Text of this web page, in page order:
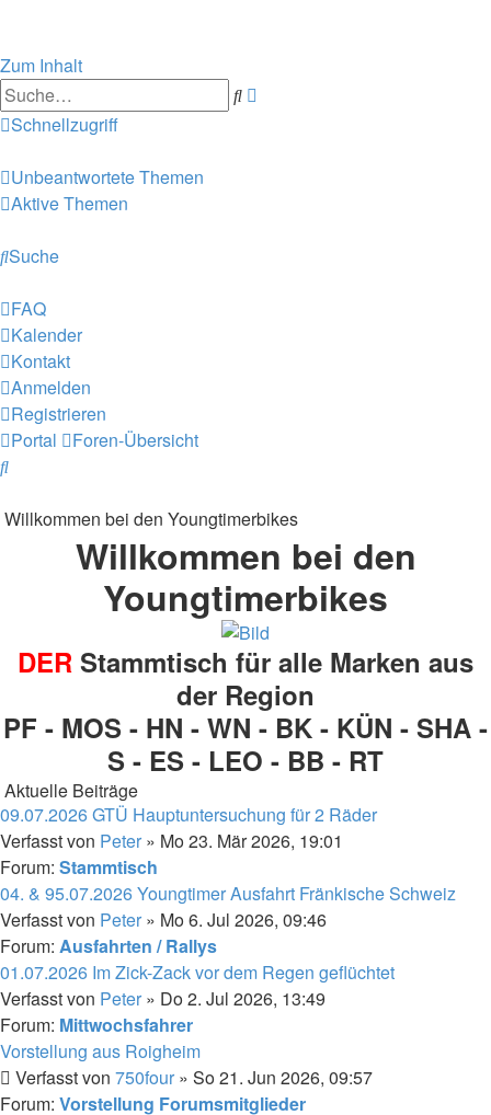
Zum Inhalt
Suche
Schnellzugriff
Unbeantwortete Themen
Aktive Themen
Suche
FAQ
Kalender
Kontakt
Anmelden
Registrieren
Portal
Foren-Übersicht
Suche
Willkommen bei den Youngtimerbikes
Willkommen bei den
Youngtimerbikes
DER Stammtisch für alle Marken aus
der Region
PF - MOS - HN - WN - BK - KÜN - SHA -
S - ES - LEO - BB - RT
Aktuelle Beiträge
09.07.2026 GTÜ Hauptuntersuchung für 2 Räder
Verfasst von Peter » Mo 23. Mär 2026, 19:01
Forum: Stammtisch
04. & 95.07.2026 Youngtimer Ausfahrt Fränkische Schweiz
Verfasst von Peter » Mo 6. Jul 2026, 09:46
Forum: Ausfahrten / Rallys
01.07.2026 Im Zick-Zack vor dem Regen geflüchtet
Verfasst von Peter » Do 2. Jul 2026, 13:49
Forum: Mittwochsfahrer
Vorstellung aus Roigheim
Verfasst von 750four » So 21. Jun 2026, 09:57
Forum: Vorstellung Forumsmitglieder